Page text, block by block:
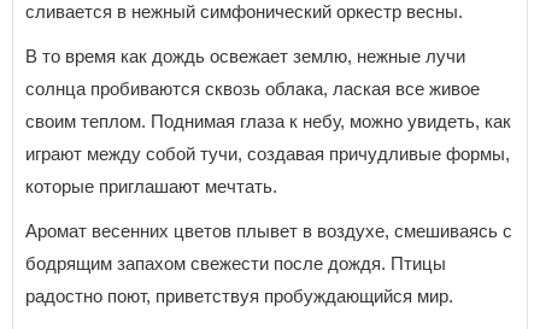
сливается в нежный симфонический оркестр весны.
В то время как дождь освежает землю, нежные лучи
солнца пробиваются сквозь облака, лаская все живое
своим теплом. Поднимая глаза к небу, можно увидеть, как
играют между собой тучи, создавая причудливые формы,
которые приглашают мечтать.
Аромат весенних цветов плывет в воздухе, смешиваясь с
бодрящим запахом свежести после дождя. Птицы
радостно поют, приветствуя пробуждающийся мир.